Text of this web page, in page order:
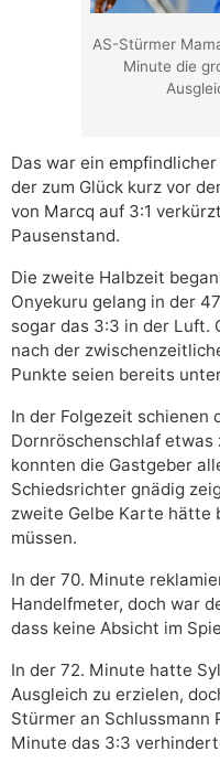
AS-Stürmer
Minute die
Das war ein
der zum Glück kurz vor
von Marcq auf 3:1
Pausenstand.
Die zweite Halbzeit
Onyekuru gelang in der
sogar das 3:3 in der Luft.
nach der
Punkte seien bereits
In der Folgezeit schienen
Dornröschenschlaf etwas
konnten die Gastgeber
Schiedsrichter gnädig
zweite Gelbe Karte hätte
müssen.
In der 70. Minute
Handelfmeter, doch war
dass keine Absicht im
In der 72. Minute hatte
Ausgleich zu erzielen,
Stürmer an Schlussmann
Minute das 3:3